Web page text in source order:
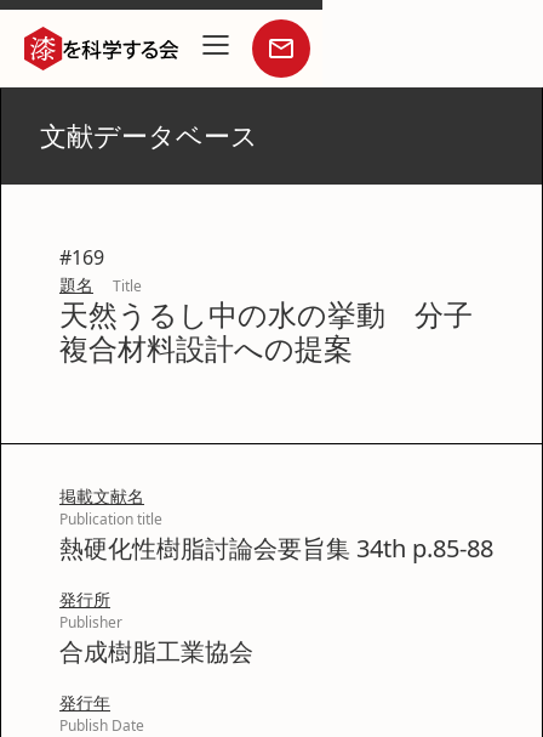
文献データベース
#169
題名 Title
天然うるし中の水の挙動 分子
複合材料設計への提案
掲載文献名
Publication title
熱硬化性樹脂討論会要旨集 34th p.85-88
発行所
Publisher
合成樹脂工業協会
発行年
Publish Date